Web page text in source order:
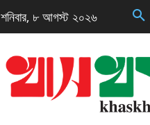
শনিবার, ৮ আগস্ট ২০২৬